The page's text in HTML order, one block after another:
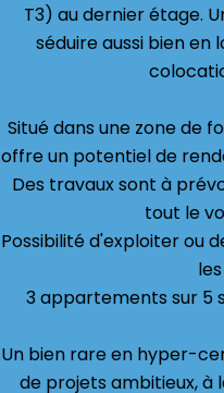
T3) au dernier étage.
séduire aussi bien en
Situé dans une zone de
offre un potentiel de
Des travaux sont à
tout le
Possibilité d'exploiter ou
3 appartements sur 5
Un bien rare en hyper-
de projets ambitieux,